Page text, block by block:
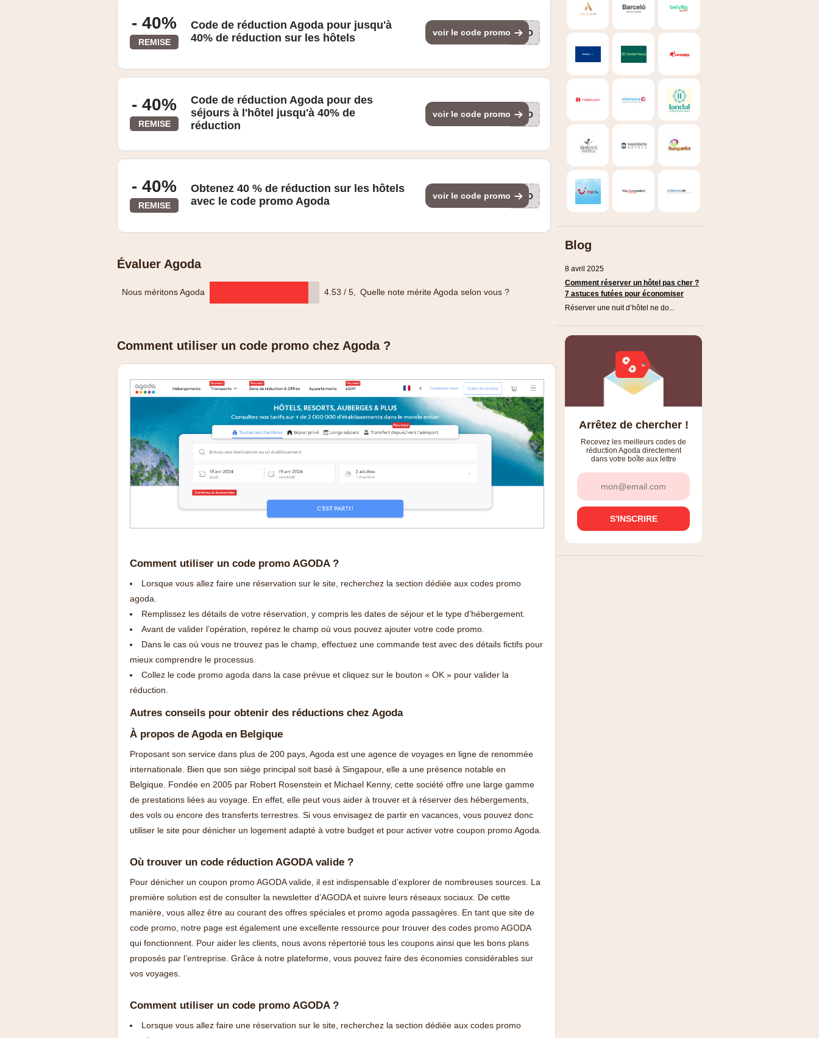
- 40%
REMISE
Code de réduction Agoda pour jusqu'à
40% de réduction sur les hôtels
voir le code promo AGO
- 40%
REMISE
Code de réduction Agoda pour des
séjours à l'hôtel jusqu'à 40% de
réduction
voir le code promo AGO
- 40%
REMISE
Obtenez 40 % de réduction sur les hôtels
avec le code promo Agoda
voir le code promo AGO
Évaluer Agoda
Nous méritons Agoda 4.53 / 5, Quelle note mérite Agoda selon vous ?
Comment utiliser un code promo chez Agoda ?
Comment utiliser un code promo AGODA ?
Lorsque vous allez faire une réservation sur le site, recherchez la section dédiée aux codes promo
agoda.
Remplissez les détails de votre réservation, y compris les dates de séjour et le type d’hébergement.
Avant de valider l’opération, repérez le champ où vous pouvez ajouter votre code promo.
Dans le cas où vous ne trouvez pas le champ, effectuez une commande test avec des détails fictifs pour
mieux comprendre le processus.
Collez le code promo agoda dans la case prévue et cliquez sur le bouton « OK » pour valider la
réduction.
Autres conseils pour obtenir des réductions chez Agoda
À propos de Agoda en Belgique
Proposant son service dans plus de 200 pays, Agoda est une agence de voyages en ligne de renommée
internationale. Bien que son siège principal soit basé à Singapour, elle a une présence notable en
Belgique. Fondée en 2005 par Robert Rosenstein et Michael Kenny, cette société offre une large gamme
de prestations liées au voyage. En effet, elle peut vous aider à trouver et à réserver des hébergements,
des vols ou encore des transferts terrestres. Si vous envisagez de partir en vacances, vous pouvez donc
utiliser le site pour dénicher un logement adapté à votre budget et pour activer votre coupon promo Agoda.
Où trouver un code réduction AGODA valide ?
Pour dénicher un coupon promo AGODA valide, il est indispensable d’explorer de nombreuses sources. La
première solution est de consulter la newsletter d’AGODA et suivre leurs réseaux sociaux. De cette
manière, vous allez être au courant des offres spéciales et promo agoda passagères. En tant que site de
code promo, notre page est également une excellente ressource pour trouver des codes promo AGODA
qui fonctionnent. Pour aider les clients, nous avons répertorié tous les coupons ainsi que les bons plans
proposés par l’entreprise. Grâce à notre plateforme, vous pouvez faire des économies considérables sur
vos voyages.
Comment utiliser un code promo AGODA ?
Lorsque vous allez faire une réservation sur le site, recherchez la section dédiée aux codes promo
Blog
8 avril 2025
Comment réserver un hôtel pas cher ?
7 astuces futées pour économiser
Réserver une nuit d’hôtel ne do...
Arrêtez de chercher !
Recevez les meilleurs codes de
réduction Agoda directement
dans votre boîte aux lettre